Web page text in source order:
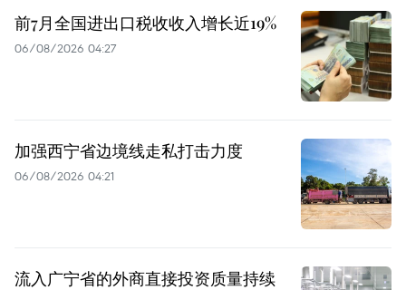
前7月全国进出口税收收入增长近19%
06/08/2026 04:27
加强西宁省边境线走私打击力度
06/08/2026 04:21
流入广宁省的外商直接投资质量持续